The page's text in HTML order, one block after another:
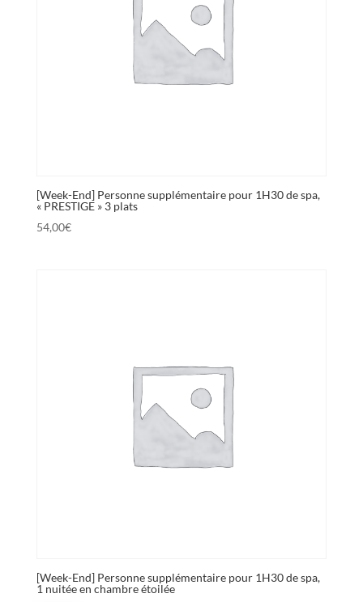
[Week-End] Personne supplémentaire pour 1H30 de spa,
« PRESTIGE » 3 plats
54,00€
[Week-End] Personne supplémentaire pour 1H30 de spa,
1 nuitée en chambre étoilée